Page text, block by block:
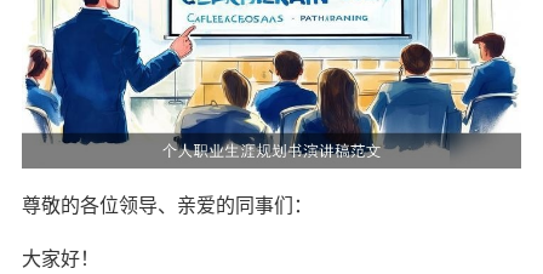
尊敬的各位领导、亲爱的同事们：
大家好！